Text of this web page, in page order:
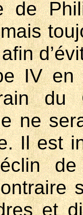
de
IV
du
ne
Il est
de
et